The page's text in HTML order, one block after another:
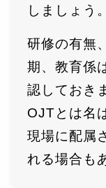
しましょう。
研修の有無
期、教育係
認しておき
OJTとは名
現場に配属
れる場合も